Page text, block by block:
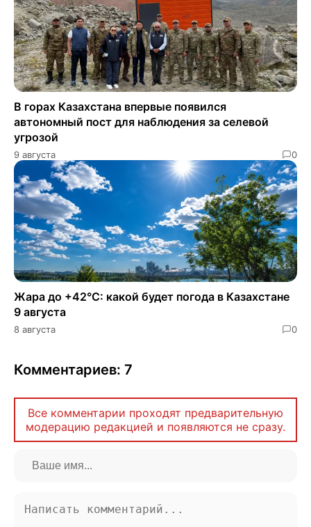
В горах Казахстана впервые появился
автономный пост для наблюдения за селевой
угрозой
9 августа 0
Жара до +42°C: какой будет погода в Казахстане
9 августа
8 августа 0
Комментариев: 7
Все комментарии проходят предварительную
модерацию редакцией и появляются не сразу.